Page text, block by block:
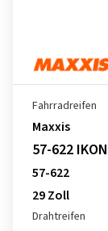
Fahrradreifen
Maxxis
57-622
57-622
29 Zoll
Drahtreifen